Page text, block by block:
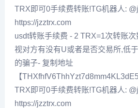
TRX即可0手续费转账!TG机器人:
https://jzztrx.com
usdt转账手续费 - 2 TRX=1次转账
视对方有没有U或者是否交易所,低
的骗子- 复制地址
【
TRX即可0手续费转账!TG机器人:
https://jzztrx.com